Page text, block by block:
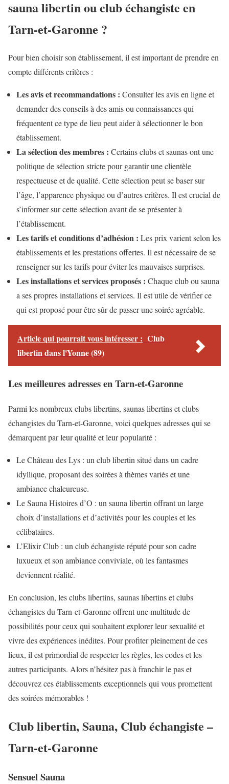
sauna libertin ou club échangiste en
Tarn-et-Garonne ?
Pour bien choisir son établissement, il est important de prendre en
compte différents critères :
Les avis et recommandations : Consulter les avis en ligne et
demander des conseils à des amis ou connaissances qui
fréquentent ce type de lieu peut aider à sélectionner le bon
établissement.
La sélection des membres : Certains clubs et saunas ont une
politique de sélection stricte pour garantir une clientèle
respectueuse et de qualité. Cette sélection peut se baser sur
l’âge, l’apparence physique ou d’autres critères. Il est crucial de
s’informer sur cette sélection avant de se présenter à
l’établissement.
Les tarifs et conditions d’adhésion : Les prix varient selon les
établissements et les prestations offertes. Il est nécessaire de se
renseigner sur les tarifs pour éviter les mauvaises surprises.
Les installations et services proposés : Chaque club ou sauna
a ses propres installations et services. Il est utile de vérifier ce
qui est proposé pour être sûr de passer une soirée agréable.
Article qui pourrait vous intéresser : Club
libertin dans l'Yonne (89)
Les meilleures adresses en Tarn-et-Garonne
Parmi les nombreux clubs libertins, saunas libertins et clubs
échangistes du Tarn-et-Garonne, voici quelques adresses qui se
démarquent par leur qualité et leur popularité :
Le Château des Lys : un club libertin situé dans un cadre
idyllique, proposant des soirées à thèmes variés et une
ambiance chaleureuse.
Le Sauna Histoires d’O : un sauna libertin offrant un large
choix d’installations et d’activités pour les couples et les
célibataires.
L’Elixir Club : un club échangiste réputé pour son cadre
luxueux et son ambiance conviviale, où les fantasmes
deviennent réalité.
En conclusion, les clubs libertins, saunas libertins et clubs
échangistes du Tarn-et-Garonne offrent une multitude de
possibilités pour ceux qui souhaitent explorer leur sexualité et
vivre des expériences inédites. Pour profiter pleinement de ces
lieux, il est primordial de respecter les règles, les codes et les
autres participants. Alors n’hésitez pas à franchir le pas et
découvrez ces établissements exceptionnels qui vous promettent
des soirées mémorables !
Club libertin, Sauna, Club échangiste –
Tarn-et-Garonne
Sensuel Sauna